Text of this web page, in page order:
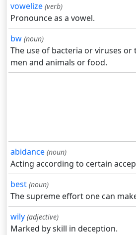
vowelize (verb)
Pronounce as a vowel.
bw (noun)
The use of bacteria or viruses
men and animals or food.
abidance (noun)
Acting according to certain
best (noun)
The supreme effort one can
wily (adjective)
Marked by skill in deception.